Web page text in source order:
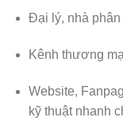
Đại lý, nhà
Kênh thương
Website,
kỹ thuật nhanh